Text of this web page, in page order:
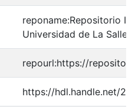
reponame:Repositorio
Universidad de La Salle
repourl:https://
https://hdl.handle.net/